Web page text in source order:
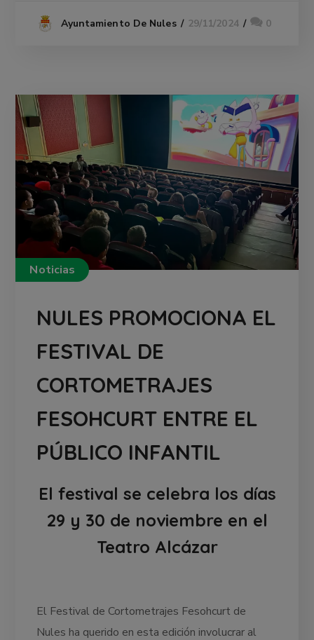
Ayuntamiento De Nules 29/11/2024 0
Noticias
NULES PROMOCIONA EL
FESTIVAL DE
CORTOMETRAJES
FESOHCURT ENTRE EL
PÚBLICO INFANTIL
El festival se celebra los días
29 y 30 de noviembre en el
Teatro Alcázar
El Festival de Cortometrajes Fesohcurt de
Nules ha querido en esta edición involucrar al